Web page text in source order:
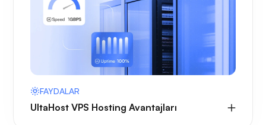
FAYDALAR
UltaHost VPS Hosting Avantajları